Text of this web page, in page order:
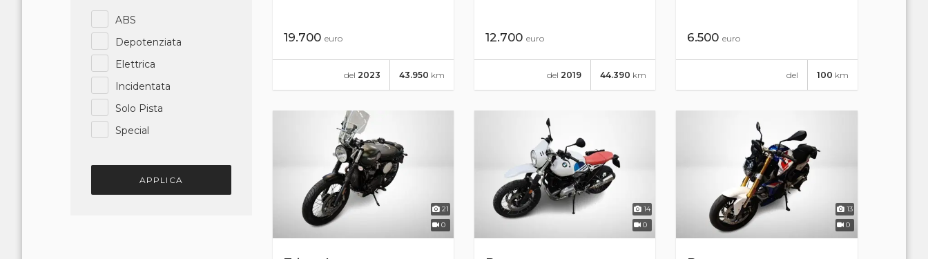
ABS
Depotenziata
Elettrica
Incidentata
Solo Pista
Special
APPLICA
19.700 euro
43.950 km
del 2023
12.700 euro
44.390 km
del 2019
6.500euro
100 km
del
21
0
14
0
13
0